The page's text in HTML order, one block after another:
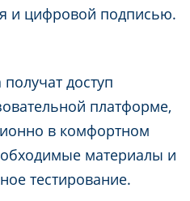
и цифровой подписью.
доступ
платформе,
в комфортном
материалы и
тестирование.